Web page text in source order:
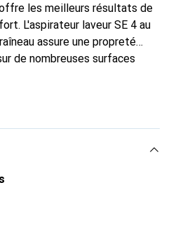
les meilleurs résultats de
L'aspirateur laveur SE 4 au
assure une propreté
de nombreuses surfaces
de nettoyage : L'eau
en profondeur dans les
la saleté dissoute -
allergiques et aux
que produit multifonctionnel
part entière. Le grand
de 4 litres est antichoc